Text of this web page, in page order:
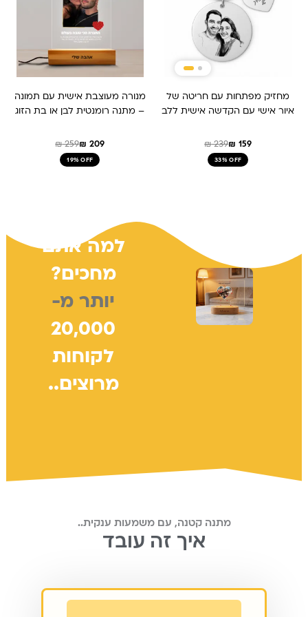
מחזיק מפתחות עם חריטה של
איור אישי עם הקדשה אישית ללב
₪239₪ 159
33% OFF
מנורה מעוצבת אישית עם תמונה
– מתנה רומנטית לבן או בת הזוג
₪259₪ 209
19% OFF
למה אתם
מחכים?
יותר מ-
20,000
לקוחות
מרוצים..
מתנה קטנה, עם משמעות ענקית..
איך זה עובד